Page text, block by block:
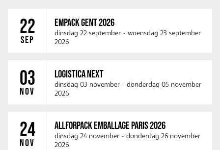
22
SEP
EMPACK GENT 2026
dinsdag 22 september - woensdag 23 september
2026
03
NOV
LOGISTICA NEXT
dinsdag 03 november - donderdag 05 november
2026
24
NOV
ALLFORPACK EMBALLAGE PARIS 2026
dinsdag 24 november - donderdag 26 november
2026